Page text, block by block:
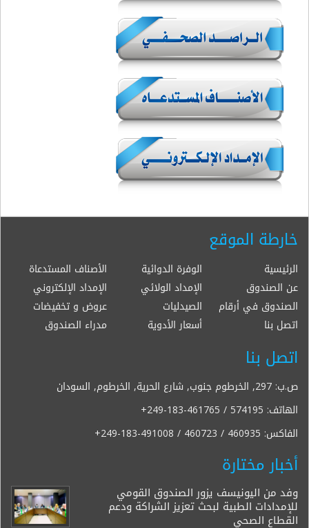
خارطة الموقع
الرئيسية الوفرة الدوائية
الأصناف المستدعاة
عن الصندوق
الإمداد الولائي
الإمداد الإلكتروني
الصندوق في أرقام
الصيدليات
عروض و تخفيضات
اتصل بنا
أسعار الأدوية مدراء الصندوق
اتصل بنا
ص.ب: 297, الخرطوم جنوب, شارع الحرية, الخرطوم, السودان
الهاتف: +249-183-461765 / 574195
الفاكس: +249-183-491008 / 460723 / 460935
أخبار مختارة
وفد من اليونيسف يزور الصندوق القومي
للإمدادات الطبية لبحث تعزيز الشراكة ودعم
القطاع الصحي